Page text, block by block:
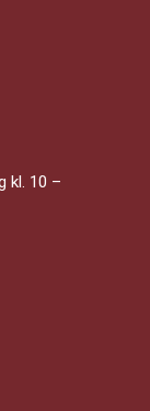
kl. 10 –